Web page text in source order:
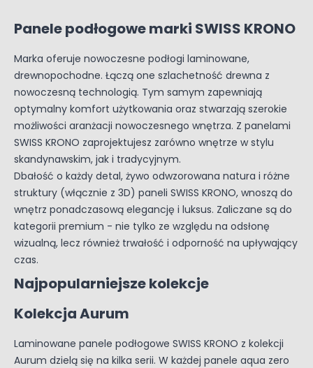
Panele podłogowe marki SWISS KRONO
Marka oferuje nowoczesne podłogi laminowane,
drewnopochodne. Łączą one szlachetność drewna z
nowoczesną technologią. Tym samym zapewniają
optymalny komfort użytkowania oraz stwarzają szerokie
możliwości aranżacji nowoczesnego wnętrza. Z panelami
SWISS KRONO zaprojektujesz zarówno wnętrze w stylu
skandynawskim, jak i tradycyjnym.
Dbałość o każdy detal, żywo odwzorowana natura i różne
struktury (włącznie z 3D) paneli SWISS KRONO, wnoszą do
wnętrz ponadczasową elegancję i luksus. Zaliczane są do
kategorii premium - nie tylko ze względu na odsłonę
wizualną, lecz również trwałość i odporność na upływający
czas.
Najpopularniejsze kolekcje
Kolekcja Aurum
Laminowane panele podłogowe SWISS KRONO z kolekcji
Aurum dzielą się na kilka serii. W każdej panele aqua zero